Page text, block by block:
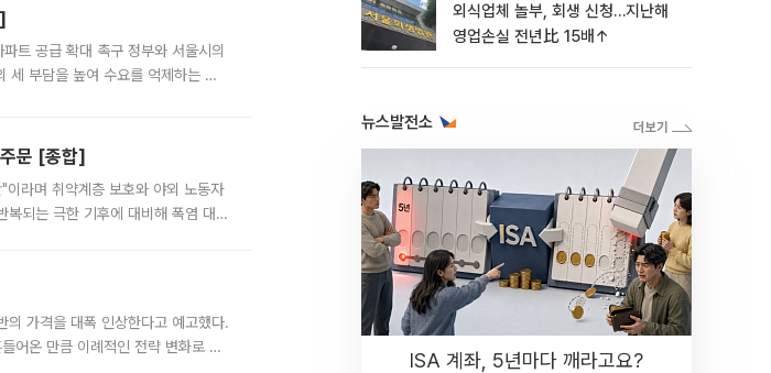
트 공급 확대 촉구 정부와 서울시의
세 부담을 높여 수요를 억제하는 카
문 [종합]
라며 취약계층 보호와 야외 노동자
되는 극한 기후에 대비해 폭염 대응
가격을 대폭 인상한다고 예고했다.
어온 만큼 이례적인 전략 변화로 평
외식업체 놀부, 회생 신청…지난해
영업손실 전년比 15배↑
뉴스발전소
ISA 계좌, 5년마다 깨라고요?